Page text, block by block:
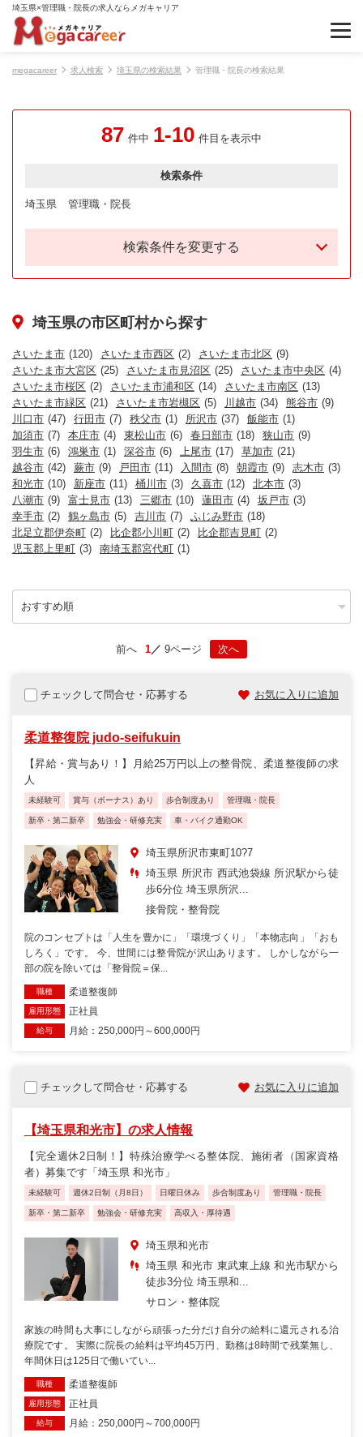
埼玉県×管理職・院長の求人ならメガキャリア
megacareer 求人検索 埼玉県の検索結果 管理職・院長の検索結果
87 件中 1-10 件目を表示中
検索条件
埼玉県 管理職・院長
検索条件を変更する
埼玉県の市区町村から探す
さいたま市 (120) さいたま市西区 (2) さいたま市北区 (9)
さいたま市大宮区 (25) さいたま市見沼区 (25) さいたま市中央区 (4)
さいたま市桜区 (2) さいたま市浦和区 (14) さいたま市南区 (13)
さいたま市緑区 (21) さいたま市岩槻区 (5) 川越市 (34) 熊谷市 (9)
川口市 (47) 行田市 (7) 秩父市 (1) 所沢市 (37) 飯能市 (1)
加須市 (7) 本庄市 (4) 東松山市 (6) 春日部市 (18) 狭山市 (9)
羽生市 (6) 鴻巣市 (1) 深谷市 (6) 上尾市 (17) 草加市 (21)
越谷市 (42) 蕨市 (9) 戸田市 (11) 入間市 (8) 朝霞市 (9) 志木市 (3)
和光市 (10) 新座市 (11) 桶川市 (3) 久喜市 (12) 北本市 (3)
八潮市 (9) 富士見市 (13) 三郷市 (10) 蓮田市 (4) 坂戸市 (3)
幸手市 (2) 鶴ヶ島市 (5) 吉川市 (7) ふじみ野市 (18)
北足立郡伊奈町 (2) 比企郡小川町 (2) 比企郡吉見町 (2)
児玉郡上里町 (3) 南埼玉郡宮代町 (1)
前へ 1 9ページ 次へ
チェックして問合せ・応募する お気に入りに追加
柔道整復院 judo-seifukuin
【昇給・賞与あり！】月給25万円以上の整骨院、柔道整復師の求
人
未経験可 賞与（ボーナス）あり 歩合制度あり 管理職・院長
新卒・第二新卒 勉強会・研修充実 車・バイク通勤OK
埼玉県所沢市東町10?7
埼玉県 所沢市 西武池袋線 所沢駅から徒
歩6分位 埼玉県所沢...
接骨院・整骨院
院のコンセプトは「人生を豊かに」「環境づくり」「本物志向」「おも
しろく」です。 今、世間には整骨院が沢山あります。 しかしながら一
部の院を除いては「整骨院＝保...
職種 柔道整復師
雇用形態 正社員
給与 月給：250,000円～600,000円
チェックして問合せ・応募する お気に入りに追加
【埼玉県和光市】の求人情報
【完全週休2日制！】特殊治療学べる整体院、施術者（国家資格
者）募集です「埼玉県 和光市」
未経験可 週休2日制（月8日） 日曜日休み 歩合制度あり 管理職・院長
新卒・第二新卒 勉強会・研修充実 高収入・厚待遇
埼玉県和光市
埼玉県 和光市 東武東上線 和光市駅から
徒歩3分位 埼玉県和...
サロン・整体院
家族の時間も大事にしながら頑張った分だけ自分の給料に還元される治
療院です。 実際に院長の給料は平均45万円、勤務は8時間で残業無し、
年間休日は125日で働いてい...
職種 柔道整復師
雇用形態 正社員
給与 月給：250,000円～700,000円